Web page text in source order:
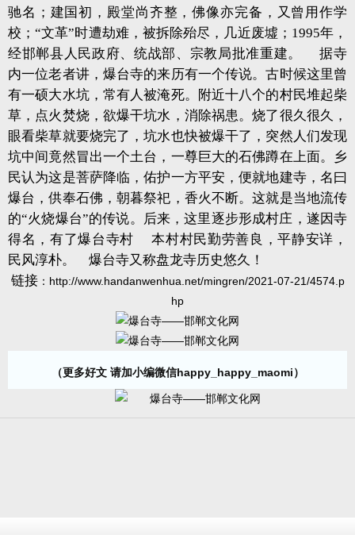
驰名；建国初，殿堂尚齐整，佛像亦完备，又曾用作学
校；“文革”时遭劫难，被拆除殆尽，几近废墟；1995年，
经邯郸县人民政府、统战部、宗教局批准重建。 据寺
内一位老者讲，爆台寺的来历有一个传说。古时候这里曾
有一硕大水坑，常有人被淹死。附近十八个的村民堆起柴
草，点火焚烧，欲爆干坑水，消除祸患。烧了很久很久，
眼看柴草就要烧完了，坑水也快被爆干了，突然人们发现
坑中间竟然冒出一个土台，一尊巨大的石佛蹲在上面。乡
民认为这是菩萨降临，佑护一方平安，便就地建寺，名曰
爆台，供奉石佛，朝暮祭祀，香火不断。这就是当地流传
的“火烧爆台”的传说。后来，这里逐步形成村庄，遂因寺
得名，有了爆台寺村 本村村民勤劳善良，平静安详，
民风淳朴。 爆台寺又称盘龙寺历史悠久！
链接： http://www.handanwenhua.net/mingren/2021-07-21/4574.p
hp
（更多好文 请加小编微信happy_happy_maomi）